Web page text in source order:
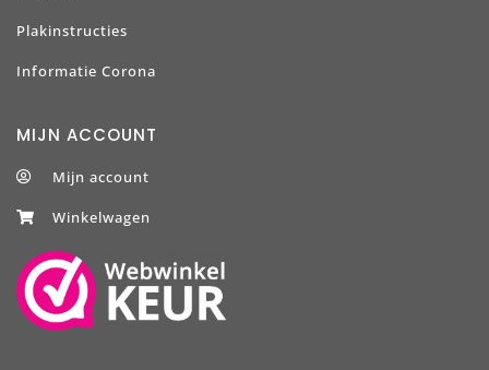
Plakinstructies
Informatie Corona
MIJN ACCOUNT
Mijn account
Winkelwagen